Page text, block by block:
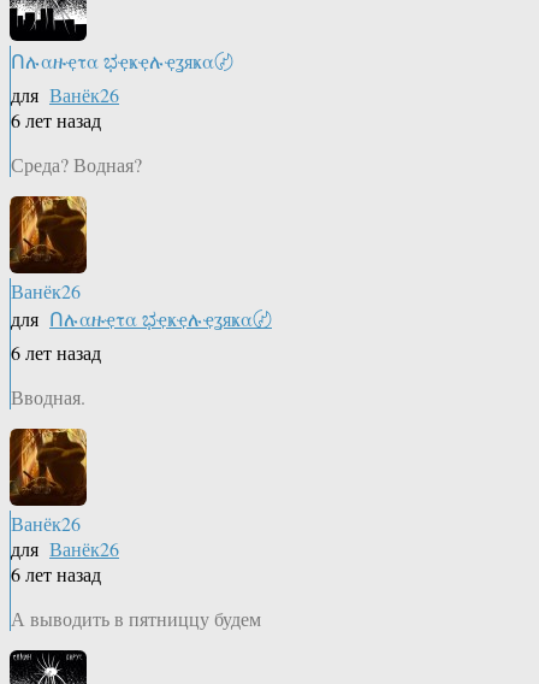
Ոሉαዙҿτα ಭҿҝҿሉҿʓяҝα〄
для Ванёк26
6 лет назад
Среда? Водная?
Ванёк26
для Ոሉαዙҿτα ಭҿҝҿሉҿʓяҝα〄
6 лет назад
Вводная.
Ванёк26
для Ванёк26
6 лет назад
А выводить в пятниццу будем